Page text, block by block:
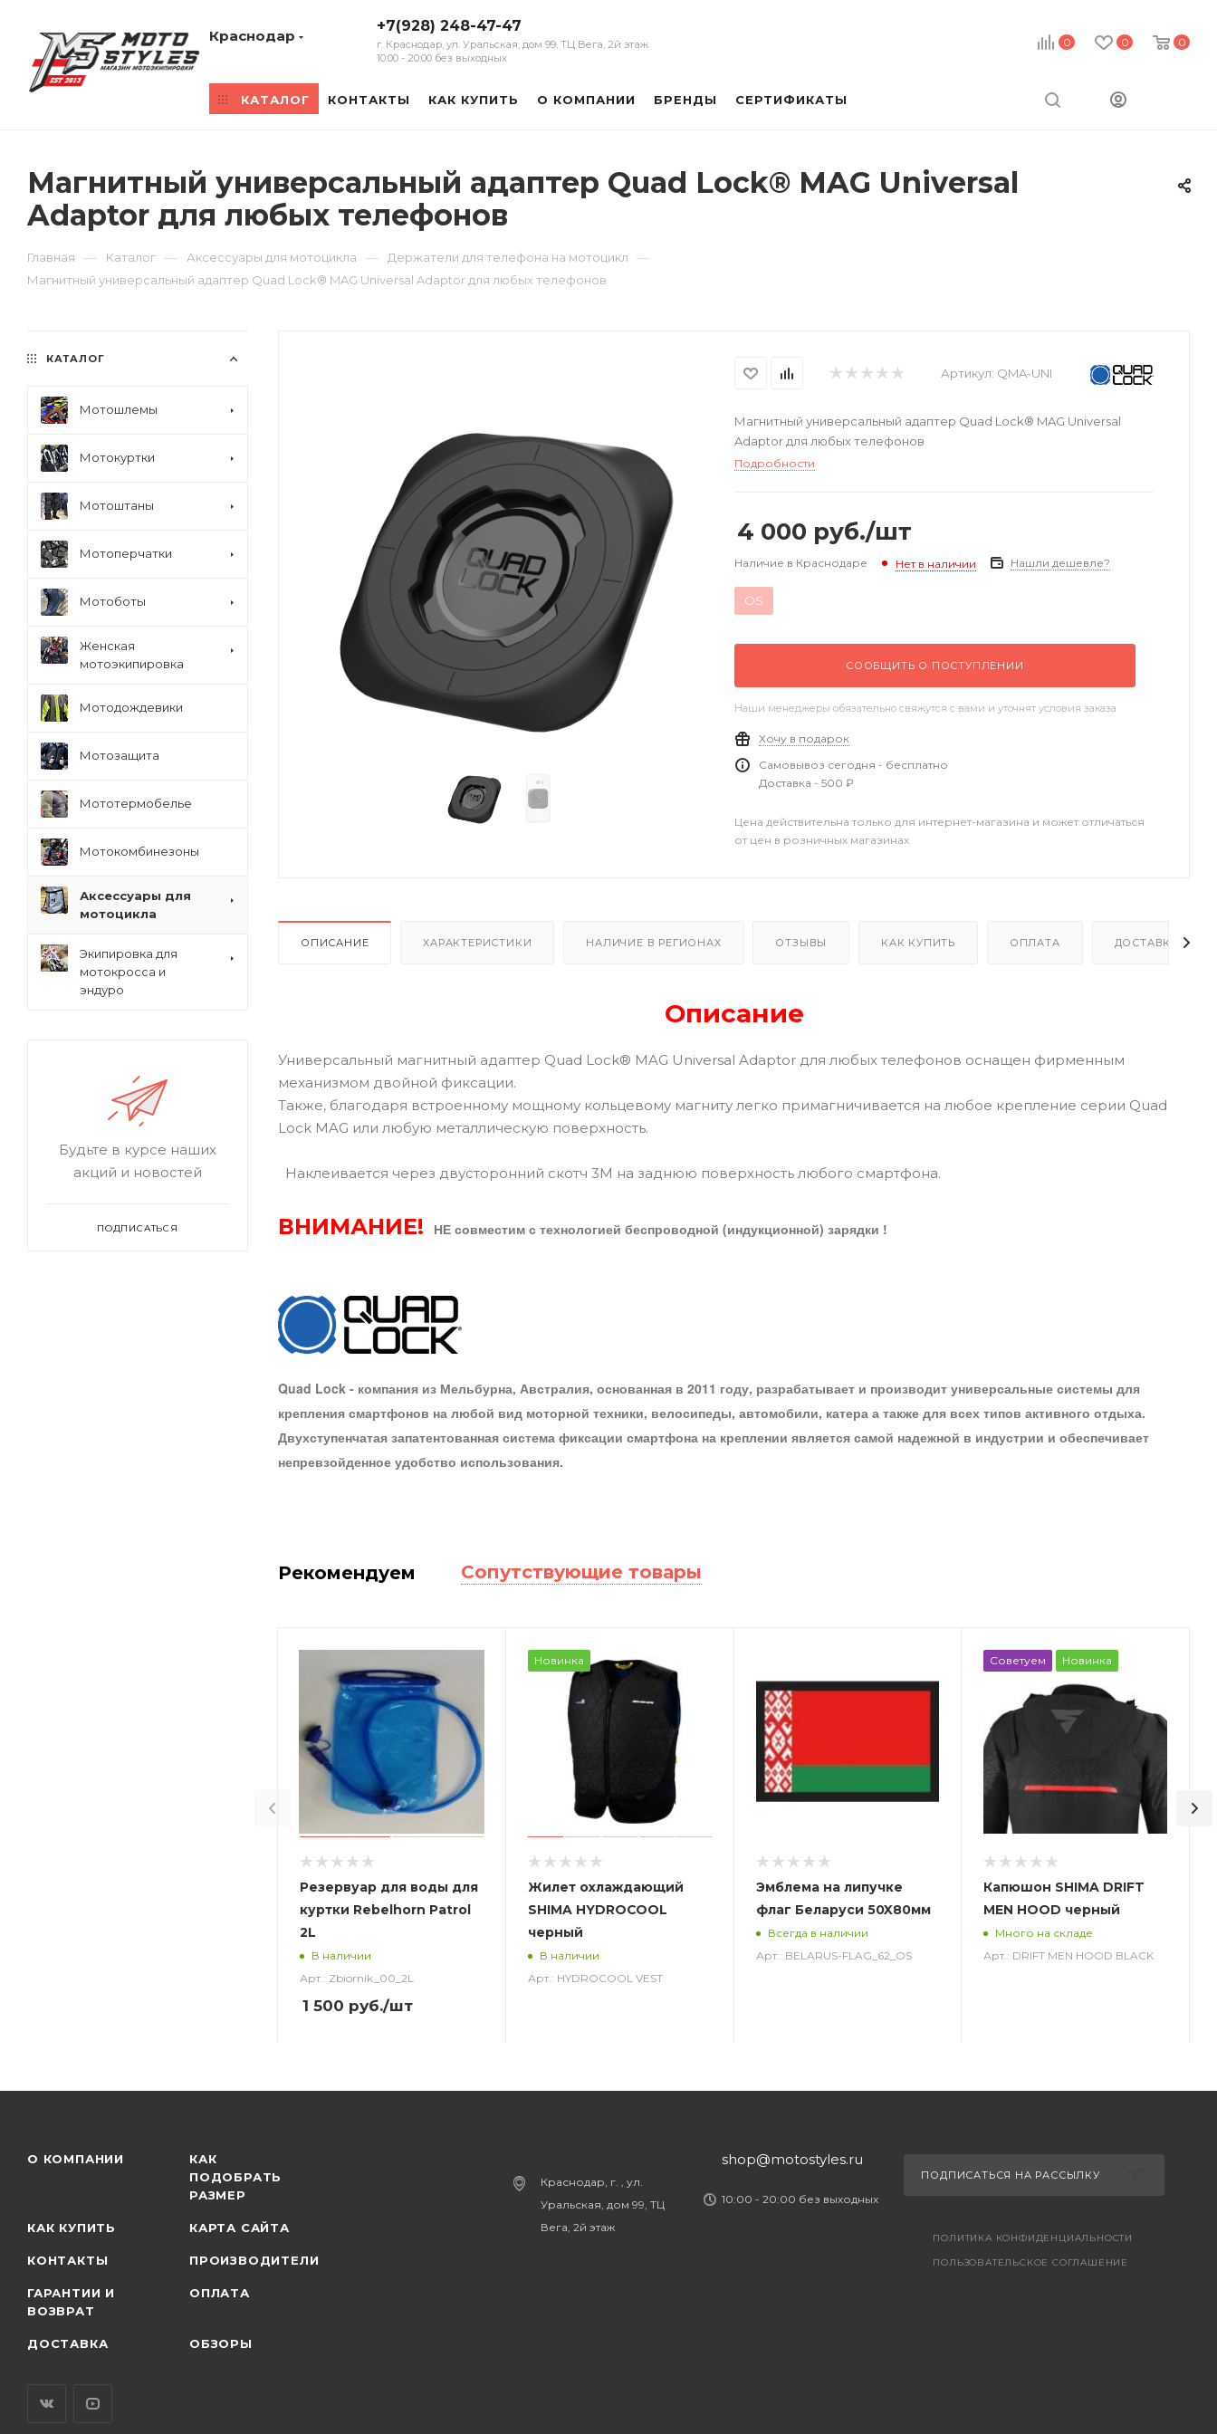
0 0 0
Краснодар
+7(928) 248-47-47
г. Краснодар, ул. Уральская, дом 99, ТЦ Вега, 2й этаж
10:00 - 20:00 без выходных
КАТАЛОГ КОНТАКТЫ КАК КУПИТЬ О КОМПАНИИ БРЕНДЫ СЕРТИФИКАТЫ
Магнитный универсальный адаптер Quad Lock® MAG Universal
Adaptor для любых телефонов
Главная — Каталог — Аксессуары для мотоцикла — Держатели для телефона на мотоцикл —
Магнитный универсальный адаптер Quad Lock® MAG Universal Adaptor для любых телефонов
Артикул: QMA-UNI
Магнитный универсальный адаптер Quad Lock® MAG Universal
Adaptor для любых телефонов
Подробности
4 000 руб./шт
Наличие в Краснодаре Нет в наличии Нашли дешевле?
OS
СООБЩИТЬ О ПОСТУПЛЕНИИ
Наши менеджеры обязательно свяжутся с вами и уточнят условия заказа
Хочу в подарок
Самовывоз сегодня - бесплатно
Доставка - 500 ₽
Цена действительна только для интернет-магазина и может отличаться
от цен в розничных магазинах
ОПИСАНИЕ ХАРАКТЕРИСТИКИ НАЛИЧИЕ В РЕГИОНАХ ОТЗЫВЫ КАК КУПИТЬ ОПЛАТА ДОСТАВКА
Описание
Универсальный магнитный адаптер Quad Lock® MAG Universal Adaptor для любых телефонов оснащен фирменным
механизмом двойной фиксации.
Также, благодаря встроенному мощному кольцевому магниту легко примагничивается на любое крепление серии Quad
Lock MAG или любую металлическую поверхность.
Наклеивается через двусторонний скотч 3М на заднюю поверхность любого смартфона.
ВНИМАНИЕ! НЕ совместим с технологией беспроводной (индукционной) зарядки !
Quad Lock - компания из Мельбурна, Австралия, основанная в 2011 году, разрабатывает и производит универсальные системы для
крепления смартфонов на любой вид моторной техники, велосипеды, автомобили, катера а также для всех типов активного отдыха.
Двухступенчатая запатентованная система фиксации смартфона на креплении является самой надежной в индустрии и обеспечивает
непревзойденное удобство использования.
Рекомендуем Сопутствующие товары
Резервуар для воды для
куртки Rebelhorn Patrol
2L
В наличии
Арт.: Zbiornik_00_2L
1 500 руб./шт
Новинка
Жилет охлаждающий
SHIMA HYDROCOOL
черный
В наличии
Арт.: HYDROCOOL VEST
Эмблема на липучке
флаг Беларуси 50X80мм
Всегда в наличии
Арт.: BELARUS-FLAG_62_OS
Советуем Новинка
Капюшон SHIMA DRIFT
MEN HOOD черный
Много на складе
Арт.: DRIFT MEN HOOD BLACK
КАТАЛОГ
Мотошлемы
Мотокуртки
Мотоштаны
Мотоперчатки
Мотоботы
Женская
мотоэкипировка
Мотодождевики
Мотозащита
Мототермобелье
Мотокомбинезоны
Аксессуары для
мотоцикла
Экипировка для
мотокросса и
эндуро
Будьте в курсе наших
акций и новостей
ПОДПИСАТЬСЯ
О КОМПАНИИ
КАК
ПОДОБРАТЬ
РАЗМЕР
КАК КУПИТЬ КАРТА САЙТА
КОНТАКТЫ ПРОИЗВОДИТЕЛИ
ГАРАНТИИ И
ВОЗВРАТ
ОПЛАТА
ДОСТАВКА ОБЗОРЫ
Краснодар, г. , ул.
Уральская, дом 99, ТЦ
Вега, 2й этаж
shop@motostyles.ru
10:00 - 20:00 без выходных
ПОДПИСАТЬСЯ НА РАССЫЛКУ
ПОЛИТИКА КОНФИДЕНЦИАЛЬНОСТИ
ПОЛЬЗОВАТЕЛЬСКОЕ СОГЛАШЕНИЕ